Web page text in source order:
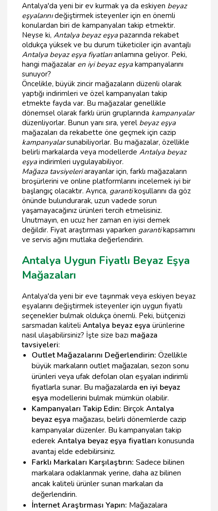
Antalya'da yeni bir ev kurmak ya da eskiyen beyaz
eşyalarınıdeğiştirmek isteyenler için en önemli
konulardan biri de kampanyaları takip etmektir.
Neyse ki, Antalya beyaz eşyapazarında rekabet
oldukça yüksek ve bu durum tüketiciler için avantajlı
Antalya beyaz eşya fiyatlarıanlamına geliyor. Peki,
hangi mağazalar en iyi beyaz eşyakampanyalarını
sunuyor?
Öncelikle, büyük zincir mağazaların düzenli olarak
yaptığı indirimleri ve özel kampanyaları takip
etmekte fayda var. Bu mağazalar genellikle
dönemsel olarak farklı ürün gruplarında kampanyalar
düzenliyorlar. Bunun yanı sıra, yerel beyaz eşya
mağazaları da rekabette öne geçmek için cazip
kampanyalarsunabiliyorlar. Bu mağazalar, özellikle
belirli markalarda veya modellerde Antalya beyaz
eşyaindirimleri uygulayabiliyor.
Mağaza tavsiyeleriarayanlar için, farklı mağazaların
broşürlerini ve online platformlarını incelemek iyi bir
başlangıç olacaktır. Ayrıca, garantikoşullarını da göz
önünde bulundurarak, uzun vadede sorun
yaşamayacağınız ürünleri tercih etmelisiniz.
Unutmayın, en ucuz her zaman en iyisi demek
değildir. Fiyat araştırması yaparken garantikapsamını
ve servis ağını mutlaka değerlendirin.
Antalya Uygun Fiyatlı Beyaz Eşya
Mağazaları
Antalya'da yeni bir eve taşınmak veya eskiyen beyaz
eşyalarını değiştirmek isteyenler için uygun fiyatlı
seçenekler bulmak oldukça önemli. Peki, bütçenizi
sarsmadan kaliteli Antalya beyaz eşya ürünlerine
nasıl ulaşabilirsiniz? İşte size bazı mağaza
tavsiyeleri:
Outlet Mağazalarını Değerlendirin: Özellikle
büyük markaların outlet mağazaları, sezon sonu
ürünleri veya ufak defoları olan eşyaları indirimli
fiyatlarla sunar. Bu mağazalarda en iyi beyaz
eşya modellerini bulmak mümkün olabilir.
Kampanyaları Takip Edin: Birçok Antalya
beyaz eşya mağazası, belirli dönemlerde cazip
kampanyalar düzenler. Bu kampanyaları takip
ederek Antalya beyaz eşya fiyatları konusunda
avantaj elde edebilirsiniz.
Farklı Markaları Karşılaştırın: Sadece bilinen
markalara odaklanmak yerine, daha az bilinen
ancak kaliteli ürünler sunan markaları da
değerlendirin.
İnternet Araştırması Yapın: Mağazalara